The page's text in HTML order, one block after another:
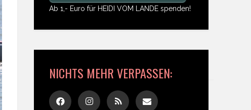
Ab 1,- Euro für HEIDI VOM LANDE spenden!
NICHTS MEHR VERPASSEN: